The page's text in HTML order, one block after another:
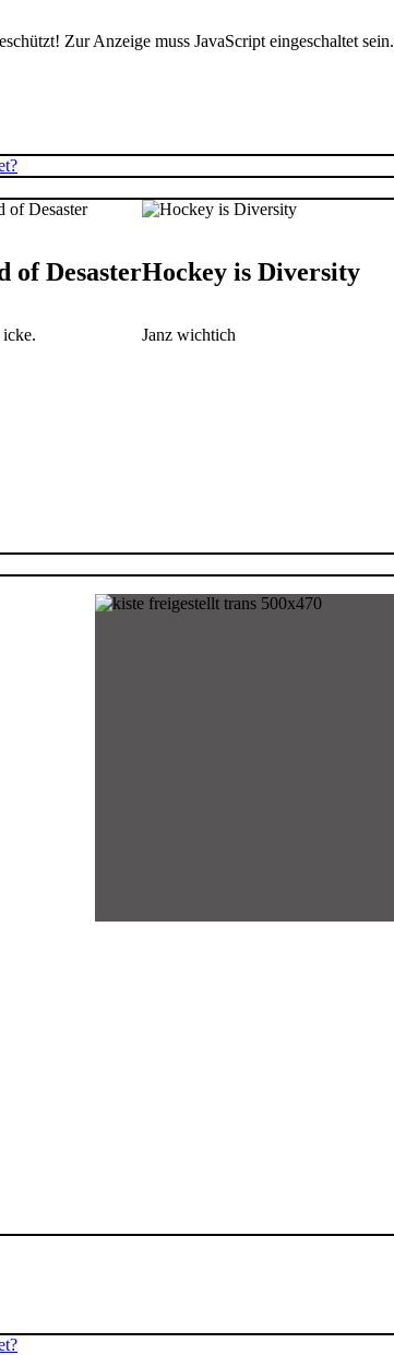
Zur Anzeige muss JavaScript eingeschaltet sein.
of DesasterHockey is Diversity
Janz wichtich